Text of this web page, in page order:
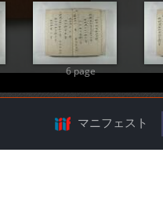
6 page
マニフェスト